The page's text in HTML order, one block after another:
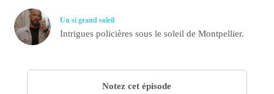
Un si grand soleil
Intrigues policières sous le soleil de Montpellier.
Notez cet épisode